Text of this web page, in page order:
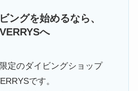
ングを始めるなら、
VERRYSへ
定のダイビングショップ
です。